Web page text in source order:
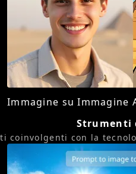
Immagine su Immagine
Strumenti
coinvolgenti con la